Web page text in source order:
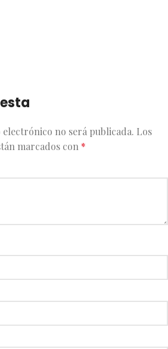
no será publicada. Los
marcados con *